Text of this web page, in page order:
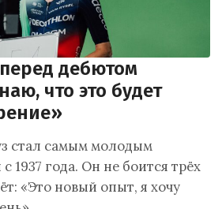
дебютом
что это будет
стал самым молодым
1937 года. Он не боится трёх
«Это новый опыт, я хочу